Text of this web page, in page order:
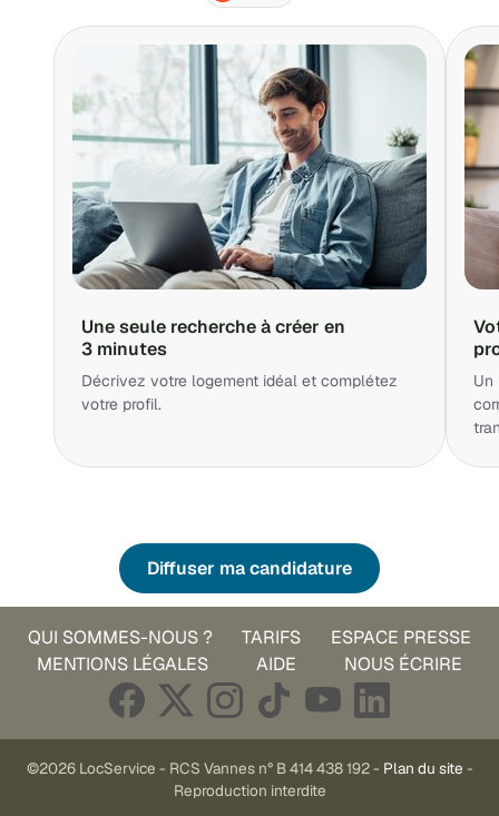
Une seule recherche à créer en
3 minutes
Décrivez votre logement idéal et complétez
votre profil.
Un
Diffuser ma candidature
QUI SOMMES-NOUS ? TARIFS
ESPACE PRESSE
MENTIONS LÉGALES
AIDE NOUS ÉCRIRE
©2026 LocService - RCS Vannes n° B 414 438 192 - Plan du site -
Reproduction interdite